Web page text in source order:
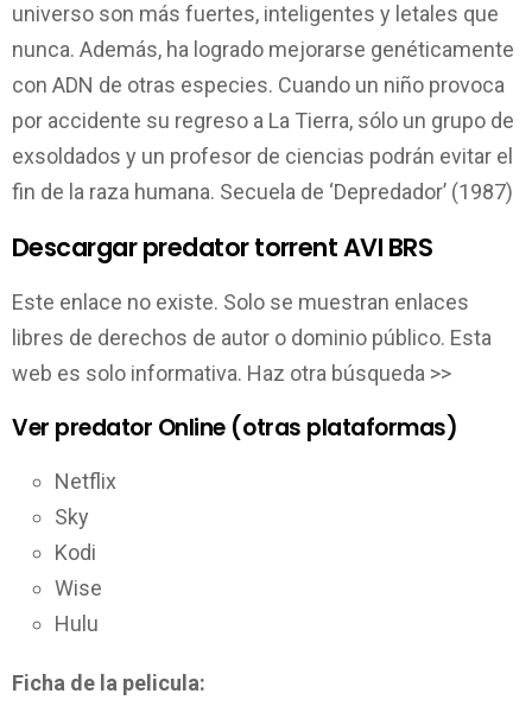
universo son más fuertes, inteligentes y letales que
nunca. Además, ha logrado mejorarse genéticamente
con ADN de otras especies. Cuando un niño provoca
por accidente su regreso a La Tierra, sólo un grupo de
exsoldados y un profesor de ciencias podrán evitar el
fin de la raza humana. Secuela de ‘Depredador’ (1987)
Descargar predator torrent AVI BRS
Este enlace no existe. Solo se muestran enlaces
libres de derechos de autor o dominio público. Esta
web es solo informativa. Haz otra búsqueda >>
Ver predator Online (otras plataformas)
Netflix
Sky
Kodi
Wise
Hulu
Ficha de la pelicula: